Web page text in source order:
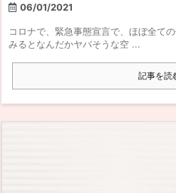
06/01/2021
コロナで、緊急事態宣言で、ほぼ全て
みるとなんだかヤバそうな空 ...
記事を読